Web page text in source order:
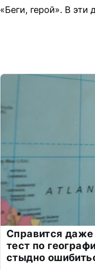
«Беги, герой». В
Справится
тест по
стыдно